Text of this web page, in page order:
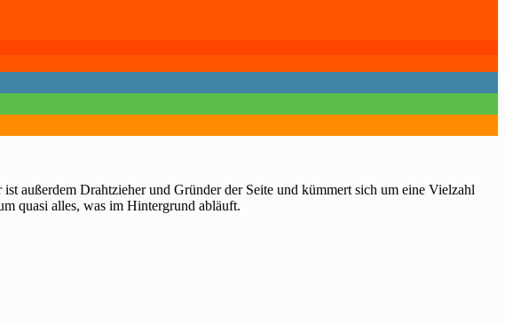
außerdem Drahtzieher und Gründer der Seite und kümmert sich um eine Vielzahl
quasi alles, was im Hintergrund abläuft.